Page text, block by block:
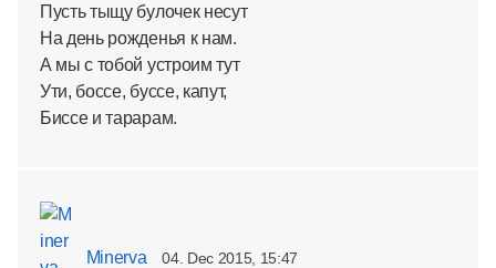
Пусть тыщу булочек несут
На день рожденья к нам.
А мы с тобой устроим тут
Ути, боссе, буссе, капут,
Биссе и тарарам.
Minerva 04. Dec 2015, 15:47